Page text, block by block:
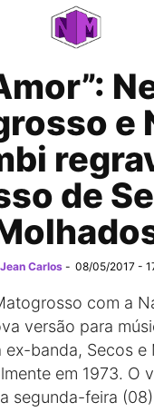
e
de
Jean Carlos - 08/05/2017 -
com a
versão para
ex-banda, Secos e
em 1973. O
segunda-feira